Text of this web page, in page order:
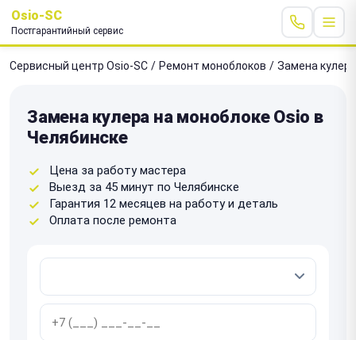
Osio-SC
Постгарантийный сервис
Сервисный центр Osio-SC / Ремонт моноблоков / Замена кулера
Замена кулера на моноблоке Osio в
Челябинске
Цена за работу мастера
Выезд за 45 минут по Челябинске
Гарантия 12 месяцев на работу и деталь
Оплата после ремонта